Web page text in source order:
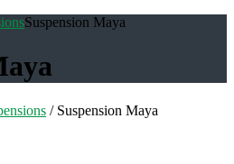
Suspension Maya
/ Suspension Maya